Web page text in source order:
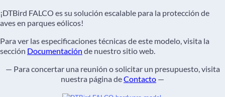
¡DTBird FALCO es su solución escalable para la protección de
aves en parques eólicos!
Para ver las especificaciones técnicas de este modelo, visita la
sección Documentación de nuestro sitio web.
— Para concertar una reunión o solicitar un presupuesto, visita
nuestra página deContacto —